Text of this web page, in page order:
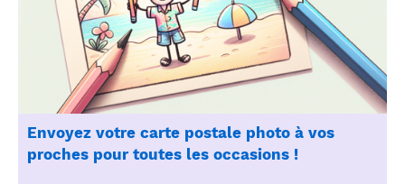
Envoyez votre carte postale photo à vos
proches pour toutes les occasions !